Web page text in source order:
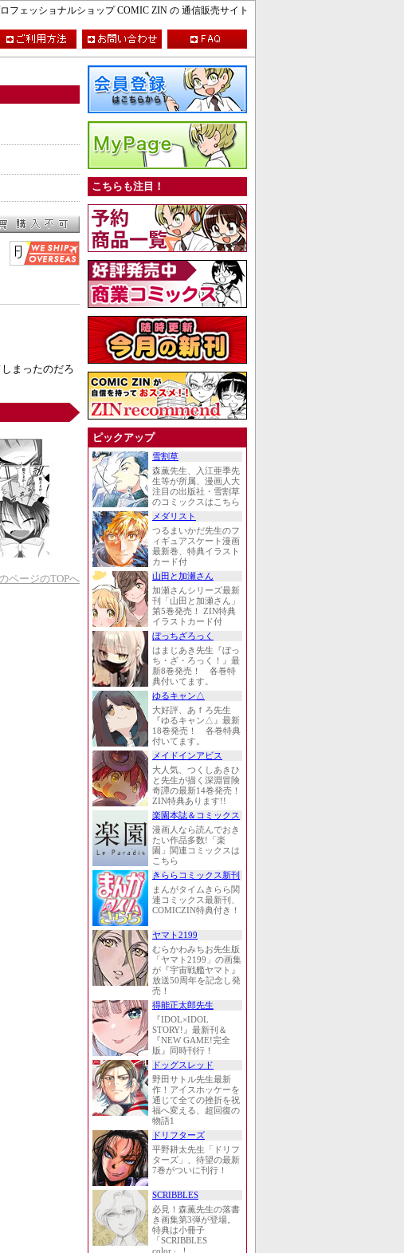
フェッショナルショップ COMIC ZIN の 通信販売サイト
まったのだろ
ページのTOPへ
こちらも注目！
ピックアップ
雪割草
森薫先生、入江亜季先
生等が所属、漫画人大
注目の出版社・雪割草
のコミックスはこちら
メダリスト
つるまいかだ先生のフ
ィギュアスケート漫画
最新巻、特典イラスト
カード付
山田と加瀬さん
加瀬さんシリーズ最新
刊「山田と加瀬さん」
第5巻発売！ ZIN特典
イラストカード付
ぼっちざろっく
はまじあき先生『ぼっ
ち・ざ・ろっく！』最
新8巻発売！ 各巻特
典付いてます。
ゆるキャン△
大好評、あｆろ先生
『ゆるキャン△』最新
18巻発売！ 各巻特典
付いてます。
メイドインアビス
大人気、つくしあきひ
と先生が描く深淵冒険
奇譚の最新14巻発売！
ZIN特典あります!!
楽園本誌＆コミックス
漫画人なら読んでおき
たい作品多数!「楽
園」関連コミックスは
こちら
きららコミックス新刊
まんがタイムきらら関
連コミックス最新刊、
COMICZIN特典付き！
ヤマト2199
むらかわみちお先生版
「ヤマト2199」の画集
が『宇宙戦艦ヤマト』
放送50周年を記念し発
売！
得能正太郎先生
『IDOL×IDOL
STORY!』最新刊＆
『NEW GAME!完全
版』同時刊行！
ドッグスレッド
野田サトル先生最新
作！アイスホッケーを
通じて全ての挫折を祝
福へ変える、超回復の
物語1
ドリフターズ
平野耕太先生「ドリフ
ターズ」、待望の最新
7巻がついに刊行！
SCRIBBLES
必見！森薫先生の落書
き画集第3弾が登場。
特典は小冊子
「SCRIBBLES
color」！